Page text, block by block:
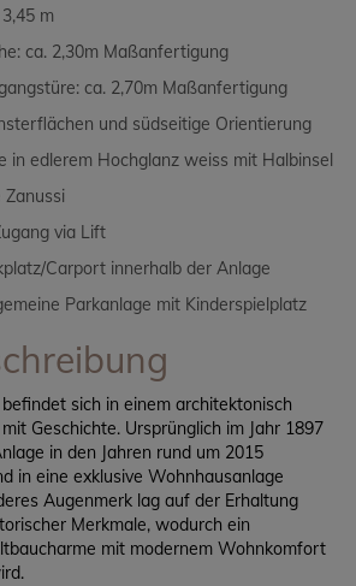
m
ca. 2,30m Maßanfertigung
ca. 2,70m Maßanfertigung
und südseitige Orientierung
in edlerem Hochglanz weiss mit Halbinsel
Zanussi
via Lift
Carport innerhalb der Anlage
Parkanlage mit Kinderspielplatz
sich in einem architektonisch
Geschichte. Ursprünglich im Jahr 1897
in den Jahren rund um 2015
in eine exklusive Wohnhausanlage
Augenmerk lag auf der Erhaltung
Merkmale, wodurch ein
mit modernem Wohnkomfort